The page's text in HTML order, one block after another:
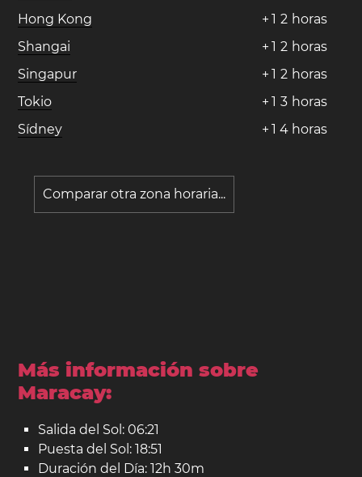
Hong Kong
+ 1 2 horas
Shangai
+ 1 2 horas
Singapur
+ 1 2 horas
Tokio
+ 1 3 horas
Sídney
+ 1 4 horas
Comparar otra zona horaria...
Más información sobre
Maracay:
Salida del Sol: 06:21
Puesta del Sol: 18:51
Duración del Día: 12h 30m